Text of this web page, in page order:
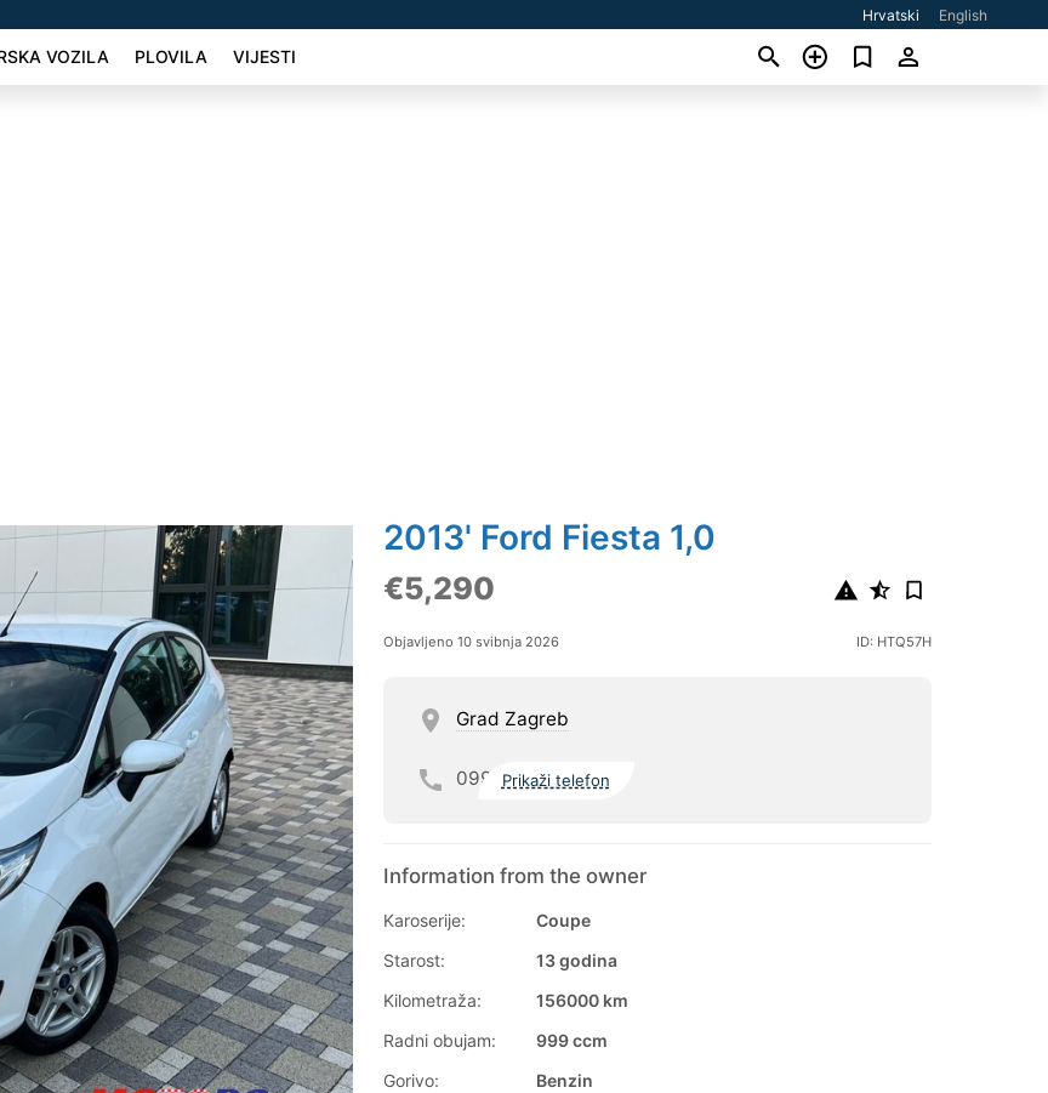
Hrvatski English
VOZILA PLOVILA VIJESTI
2013' Ford Fiesta 1,0
€5,290
Objavljeno 10 svibnja 2026 ID: HTQ57H
Grad Zagreb
099 Prikaži telefon
Information from the owner
Karoserije:
Coupe
Starost:
13 godina
Kilometraža:
156000 km
Radni obujam:
999 ccm
Gorivo:
Benzin